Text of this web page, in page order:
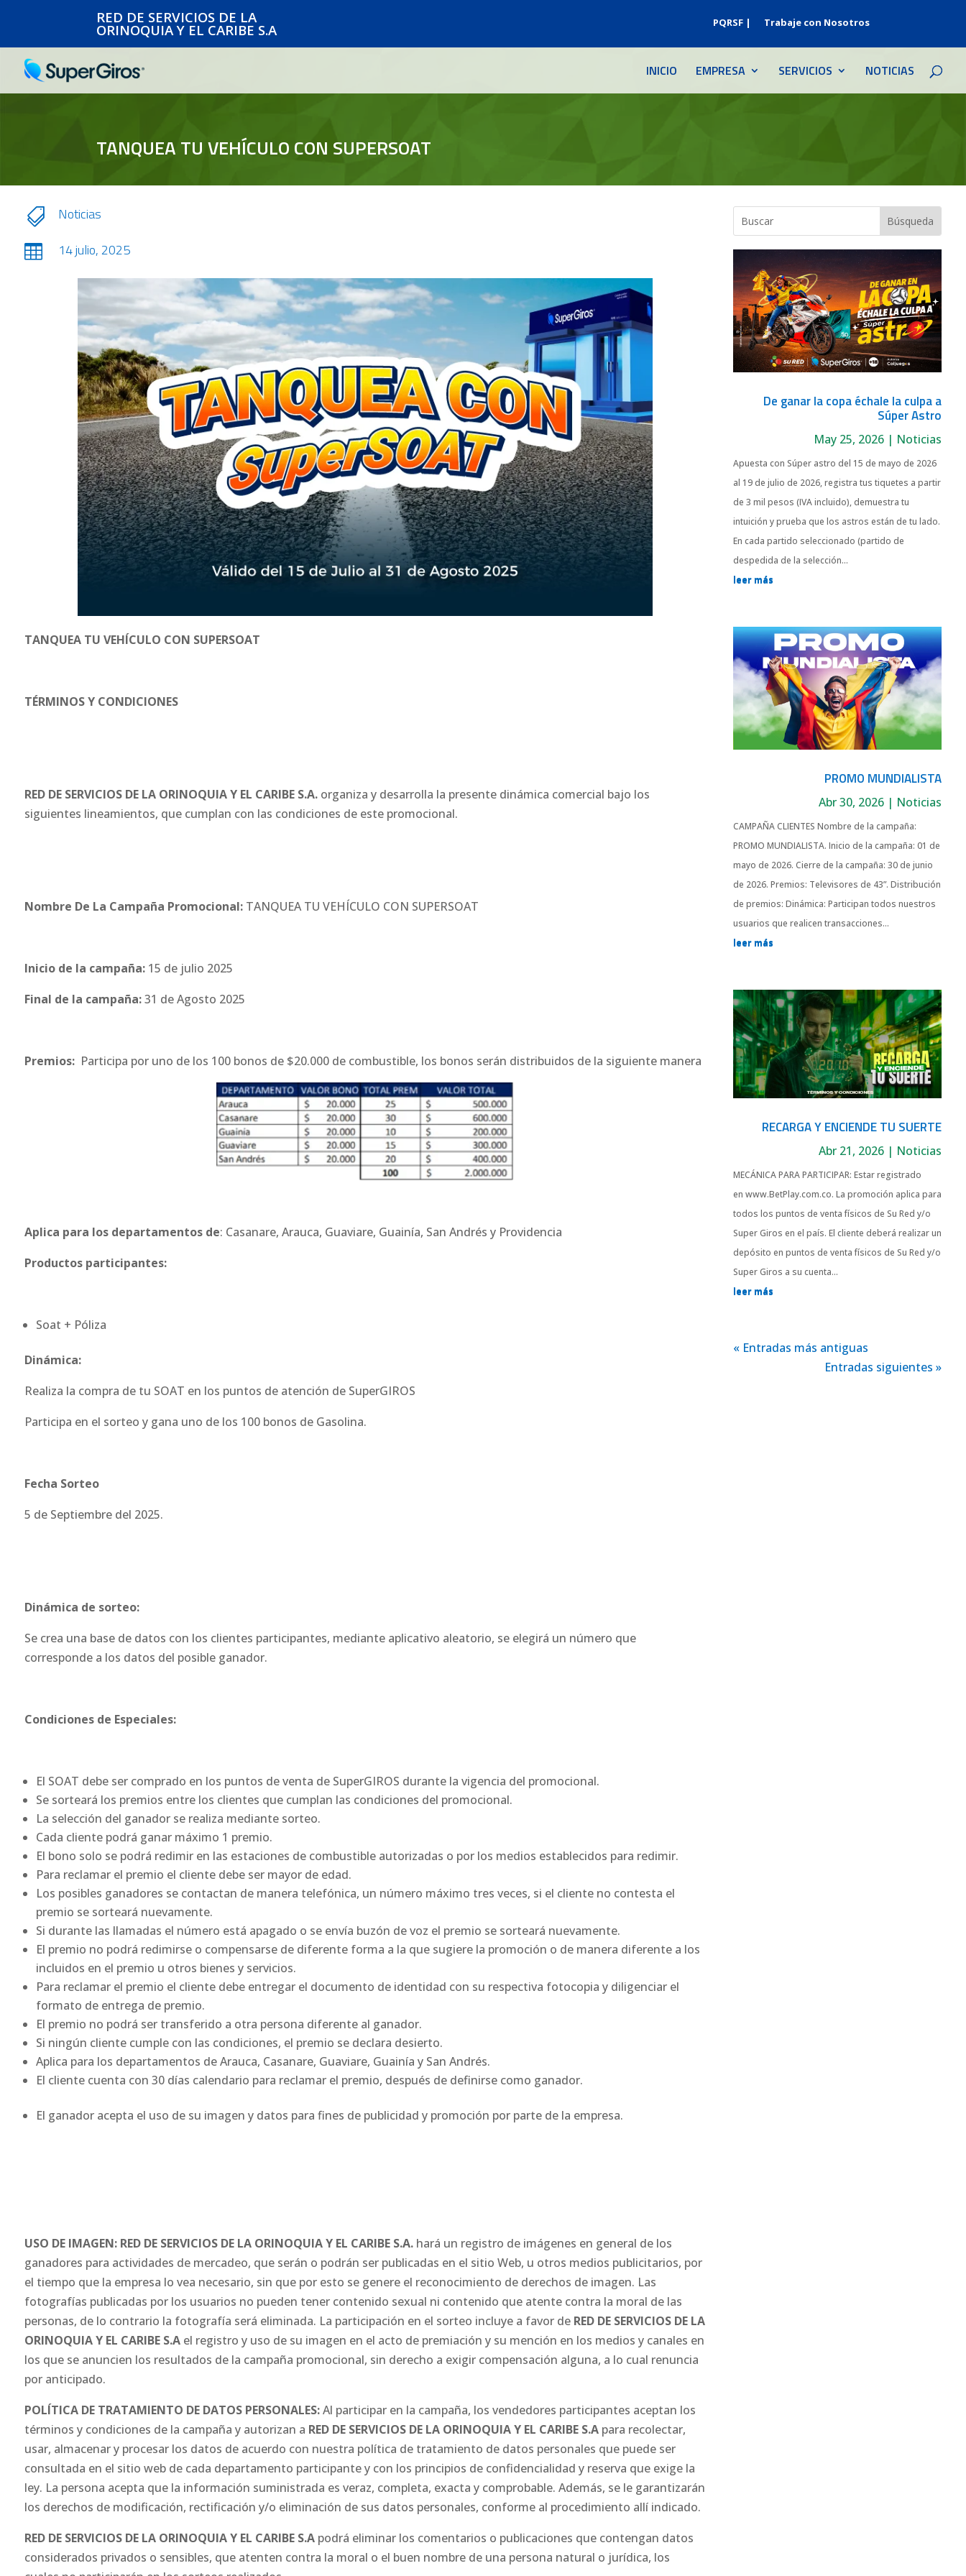
RED DE SERVICIOS DE LA
ORINOQUIA Y EL CARIBE S.A PQRSF | Trabaje con Nosotros
INICIO EMPRESA SERVICIOS NOTICIAS
TANQUEA TU VEHÍCULO CON SUPERSOAT
 Noticias
 14 julio, 2025
TANQUEA TU VEHÍCULO CON SUPERSOAT
TÉRMINOS Y CONDICIONES
RED DE SERVICIOS DE LA ORINOQUIA Y EL CARIBE S.A.organiza y desarrolla la presente dinámica comercial bajo los
siguientes lineamientos, que cumplan con las condiciones de este promocional.
Nombre De La Campaña Promocional:TANQUEA TU VEHÍCULO CON SUPERSOAT
Inicio de la campaña: 15 de julio 2025
Final de la campaña:31 de Agosto 2025
Premios: Participa por uno de los 100 bonos de $20.000 de combustible, los bonos serán distribuidos de la siguiente manera
Aplica para los departamentos de: Casanare, Arauca, Guaviare, Guainía, San Andrés y Providencia
Productos participantes:
Soat + Póliza
Dinámica:
Realiza la compra de tu SOAT en los puntos de atención de SuperGIROS
Participa en el sorteo y gana uno de los 100 bonos de Gasolina.
Fecha Sorteo
5 de Septiembre del 2025.
Dinámica de sorteo:
Se crea una base de datos con los clientes participantes, mediante aplicativo aleatorio, se elegirá un número que
corresponde a los datos del posible ganador.
Condiciones de Especiales:
El SOAT debe ser comprado en los puntos de venta de SuperGIROS durante la vigencia del promocional.
Se sorteará los premios entre los clientes que cumplan las condiciones del promocional.
La selección del ganador se realiza mediante sorteo.
Cada cliente podrá ganar máximo 1 premio.
El bono solo se podrá redimir en las estaciones de combustible autorizadas o por los medios establecidos para redimir.
Para reclamar el premio el cliente debe ser mayor de edad.
Los posibles ganadores se contactan de manera telefónica, un número máximo tres veces, si el cliente no contesta el
premio se sorteará nuevamente.
Si durante las llamadas el número está apagado o se envía buzón de voz el premio se sorteará nuevamente.
El premio no podrá redimirse o compensarse de diferente forma a la que sugiere la promoción o de manera diferente a los
incluidos en el premio u otros bienes y servicios.
Para reclamar el premio el cliente debe entregar el documento de identidad con su respectiva fotocopia y diligenciar el
formato de entrega de premio.
El premio no podrá ser transferido a otra persona diferente al ganador.
Si ningún cliente cumple con las condiciones, el premio se declara desierto.
Aplica para los departamentos de Arauca, Casanare, Guaviare, Guainía y San Andrés.
El cliente cuenta con 30 días calendario para reclamar el premio, después de definirse como ganador.
El ganador acepta el uso de su imagen y datos para fines de publicidad y promoción por parte de la empresa.
USO DE IMAGEN: RED DE SERVICIOS DE LA ORINOQUIA Y EL CARIBE S.A.hará un registro de imágenes en general de los
ganadores para actividades de mercadeo, que serán o podrán ser publicadas en el sitio Web, u otros medios publicitarios, por
el tiempo que la empresa lo vea necesario, sin que por esto se genere el reconocimiento de derechos de imagen. Las
fotografías publicadas por los usuarios no pueden tener contenido sexual ni contenido que atente contra la moral de las
personas, de lo contrario la fotografía será eliminada. La participación en el sorteo incluye a favor de RED DE SERVICIOS DE LA
ORINOQUIA Y EL CARIBE S.Ael registro y uso de su imagen en el acto de premiación y su mención en los medios y canales en
los que se anuncien los resultados de la campaña promocional, sin derecho a exigir compensación alguna, a lo cual renuncia
por anticipado.
POLÍTICA DE TRATAMIENTO DE DATOS PERSONALES:Al participar en la campaña, los vendedores participantes aceptan los
términos y condiciones de la campaña y autorizan a RED DE SERVICIOS DE LA ORINOQUIA Y EL CARIBE S.A para recolectar,
usar, almacenar y procesar los datos de acuerdo con nuestra política de tratamiento de datos personales que puede ser
consultada en el sitio web de cada departamento participante y con los principios de confidencialidad y reserva que exige la
ley. La persona acepta que la información suministrada es veraz, completa, exacta y comprobable. Además, se le garantizarán
los derechos de modificación, rectificación y/o eliminación de sus datos personales, conforme al procedimiento allí indicado.
RED DE SERVICIOS DE LA ORINOQUIA Y EL CARIBE S.Apodrá eliminar los comentarios o publicaciones que contengan datos
considerados privados o sensibles, que atenten contra la moral o el buen nombre de una persona natural o jurídica, los
De ganar la copa échale la culpa a
Súper Astro
May 25, 2026 | Noticias
Apuesta con Súper astro del 15 de mayo de 2026
al 19 de julio de 2026, registra tus tiquetes a partir
de 3 mil pesos (IVA incluido), demuestra tu
intuición y prueba que los astros están de tu lado.
En cada partido seleccionado (partido de
despedida de la selección...
leer más
PROMO MUNDIALISTA
Abr 30, 2026 | Noticias
CAMPAÑA CLIENTES Nombre de la campaña:
PROMO MUNDIALISTA. Inicio de la campaña: 01 de
mayo de 2026. Cierre de la campaña: 30 de junio
de 2026. Premios: Televisores de 43”. Distribución
de premios: Dinámica: Participan todos nuestros
usuarios que realicen transacciones...
leer más
RECARGA Y ENCIENDE TU SUERTE
Abr 21, 2026 | Noticias
MECÁNICA PARA PARTICIPAR: Estar registrado
en www.BetPlay.com.co. La promoción aplica para
todos los puntos de venta físicos de Su Red y/o
Super Giros en el país. El cliente deberá realizar un
depósito en puntos de venta físicos de Su Red y/o
Super Giros a su cuenta...
leer más
« Entradas más antiguas
Entradas siguientes »